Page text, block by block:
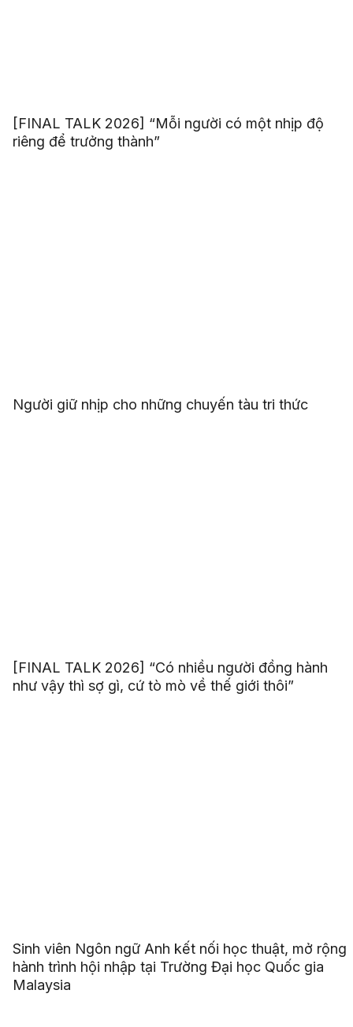
[FINAL TALK 2026] “Mỗi người có một nhịp độ
riêng để trưởng thành”
Người giữ nhịp cho những chuyến tàu tri thức
[FINAL TALK 2026] “Có nhiều người đồng hành
như vậy thì sợ gì, cứ tò mò về thế giới thôi”
Sinh viên Ngôn ngữ Anh kết nối học thuật, mở rộng
hành trình hội nhập tại Trường Đại học Quốc gia
Malaysia